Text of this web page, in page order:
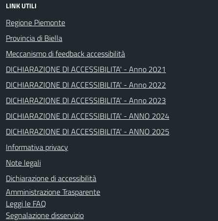
LINK UTILI
Regione Piemonte
Provincia di Biella
Meccanismo di feedback accessibilità
DICHIARAZIONE DI ACCESSIBILITA' - Anno 2021
DICHIARAZIONE DI ACCESSIBILITA' - Anno 2022
DICHIARAZIONE DI ACCESSIBILITA' - Anno 2023
DICHIARAZIONE DI ACCESSIBILITA' - ANNO 2024
DICHIARAZIONE DI ACCESSIBILITA' - ANNO 2025
Informativa privacy
Note legali
Dichiarazione di accessibilità
Amministrazione Trasparente
Leggi le FAQ
Segnalazione disservizio